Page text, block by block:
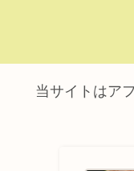
当サイトはア